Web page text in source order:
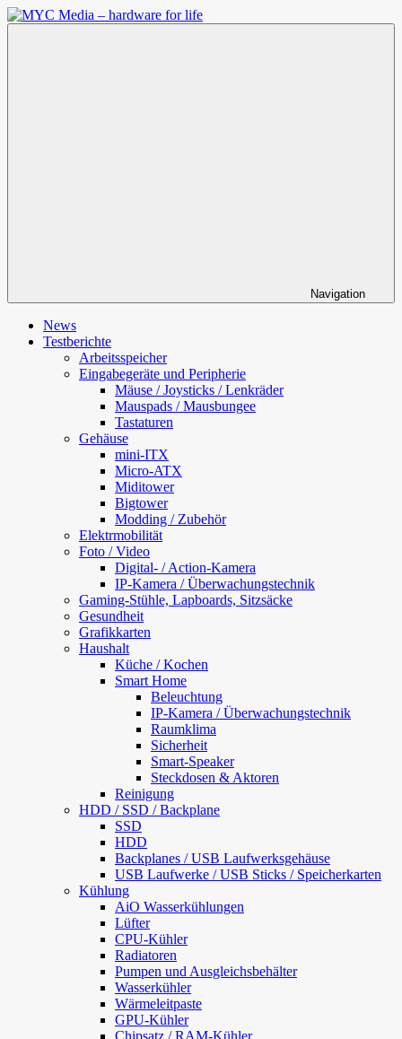
Zum
Inhalt
Navigation
News
Testberichte
Arbeitsspeicher
Eingabegeräte und Peripherie
Mäuse / Joysticks / Lenkräder
Mauspads / Mausbungee
Tastaturen
Gehäuse
mini-ITX
Micro-ATX
Miditower
Bigtower
Modding / Zubehör
Elektrmobilität
Foto / Video
Digital- / Action-Kamera
IP-Kamera / Überwachungstechnik
Gaming-Stühle, Lapboards, Sitzsäcke
Gesundheit
Grafikkarten
Haushalt
Küche / Kochen
Smart Home
Beleuchtung
IP-Kamera / Überwachungstechnik
Raumklima
Sicherheit
Smart-Speaker
Steckdosen & Aktoren
Reinigung
HDD / SSD / Backplane
SSD
HDD
Backplanes / USB Laufwerksgehäuse
USB Laufwerke / USB Sticks / Speicherkarten
Kühlung
AiO Wasserkühlungen
Lüfter
CPU-Kühler
Radiatoren
Pumpen und Ausgleichsbehälter
Wasserkühler
Wärmeleitpaste
GPU-Kühler
Chipsatz / RAM-Kühler